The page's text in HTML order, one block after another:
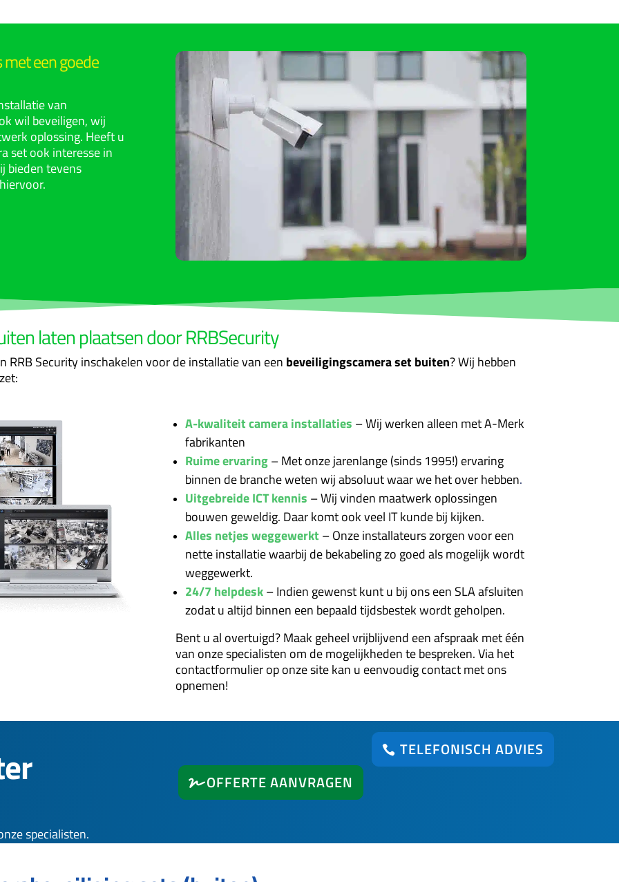
een goede
van
wil beveiligen, wij
oplossing. Heeft u
set ook interesse in
bieden tevens
laten plaatsen door RRBSecurity
RRB Security inschakelen voor de installatie van een beveiligingscamera set buiten? Wij hebben
A-kwaliteit camera installaties –Wij werken alleen met A-Merk
fabrikanten
Ruime ervaring –Met onze jarenlange (sinds 1995!) ervaring
binnen de branche weten wij absoluut waar we het over hebben.
Uitgebreide ICT kennis – Wij vinden maatwerk oplossingen
bouwen geweldig. Daar komt ook veel IT kunde bij kijken.
Alles netjes weggewerkt –Onze installateurs zorgen voor een
nette installatie waarbij de bekabeling zo goed als mogelijk wordt
weggewerkt.
24/7 helpdesk–Indien gewenst kunt u bij ons een SLA afsluiten
zodat u altijd binnen een bepaald tijdsbestek wordt geholpen.
Bent u al overtuigd? Maak geheel vrijblijvend een afspraak met één
van onze specialisten om de mogelijkheden te bespreken. Via het
contactformulier op onze site kan u eenvoudig contact met ons
opnemen!
specialisten.
OFFERTE AANVRAGEN
TELEFONISCH ADVIES